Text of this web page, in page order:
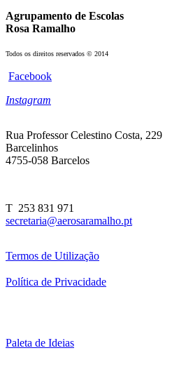
Agrupamento de Escolas
Rosa Ramalho
Todos os direitos reservados © 2014
Facebook
Instagram
Rua Professor Celestino Costa, 229
Barcelinhos
4755-058 Barcelos
T 253 831 971
secretaria@aerosaramalho.pt
Termos de Utilização
Política de Privacidade
Paleta de Ideias